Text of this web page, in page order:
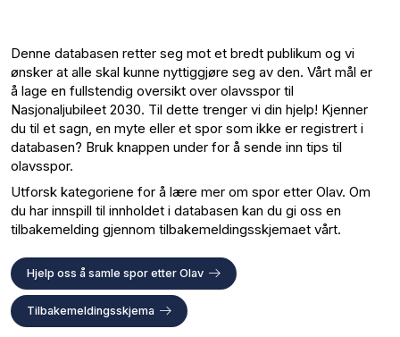
Denne databasen retter seg mot et bredt publikum og vi
ønsker at alle skal kunne nyttiggjøre seg av den. Vårt mål er
å lage en fullstendig oversikt over olavsspor til
Nasjonaljubileet 2030. Til dette trenger vi din hjelp! Kjenner
du til et sagn, en myte eller et spor som ikke er registrert i
databasen? Bruk knappen under for å sende inn tips til
olavsspor.
Utforsk kategoriene for å lære mer om spor etter Olav. Om
du har innspill til innholdet i databasen kan du gi oss en
tilbakemelding gjennom tilbakemeldingsskjemaet vårt.
Hjelp oss å samle spor etter Olav
Tilbakemeldingsskjema